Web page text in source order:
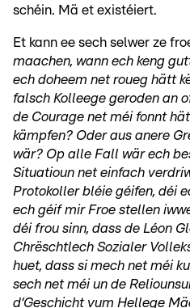
schéin. Mä et existéiert.
Et kann ee sech selwer ze
maachen, wann ech keng
ech doheem net roueg hätt
falsch Kolleege geroden an
de Courage net méi fonnt
kämpfen? Oder aus anere
wär? Op alle Fall wär ech
Situatioun net einfach
Protokoller bléie géifen, déi
ech géif mir Froe stellen
déi frou sinn, dass de Léon
Chrëschtlech Sozialer
huet, dass si mech net méi
sech net méi un de
d‘Geschicht vum Hellege